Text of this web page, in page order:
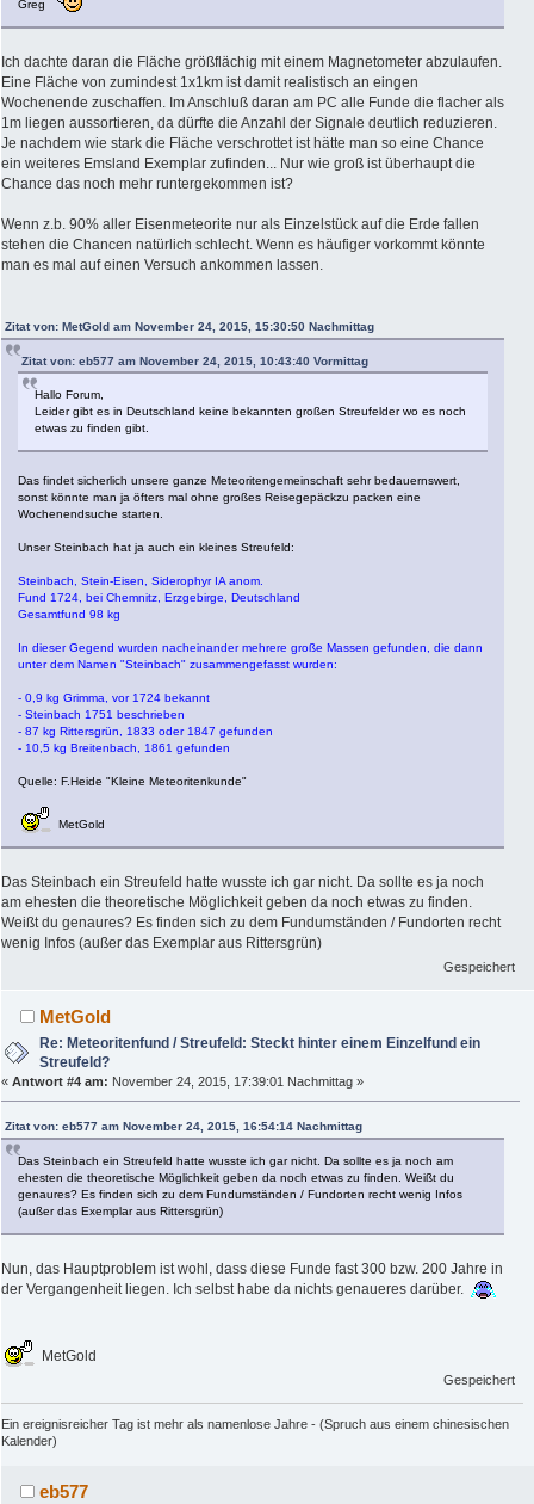
Greg
Ich dachte daran die Fläche größflächig mit einem Magnetometer abzulaufen.
Eine Fläche von zumindest 1x1km ist damit realistisch an eingen
Wochenende zuschaffen. Im Anschluß daran am PC alle Funde die flacher als
1m liegen aussortieren, da dürfte die Anzahl der Signale deutlich reduzieren.
Je nachdem wie stark die Fläche verschrottet ist hätte man so eine Chance
ein weiteres Emsland Exemplar zufinden... Nur wie groß ist überhaupt die
Chance das noch mehr runtergekommen ist?
Wenn z.b. 90% aller Eisenmeteorite nur als Einzelstück auf die Erde fallen
stehen die Chancen natürlich schlecht. Wenn es häufiger vorkommt könnte
man es mal auf einen Versuch ankommen lassen.
Zitat von: MetGold am November 24, 2015, 15:30:50 Nachmittag
Zitat von: eb577 am November 24, 2015, 10:43:40 Vormittag
Hallo Forum,
Leider gibt es in Deutschland keine bekannten großen Streufelder wo es noch
etwas zu finden gibt.
Das findet sicherlich unsere ganze Meteoritengemeinschaft sehr bedauernswert,
sonst könnte man ja öfters mal ohne großes Reisegepäckzu packen eine
Wochenendsuche starten.
Unser Steinbach hat ja auch ein kleines Streufeld:
Steinbach, Stein-Eisen, Siderophyr IA anom.
Fund 1724, bei Chemnitz, Erzgebirge, Deutschland
Gesamtfund 98 kg
In dieser Gegend wurden nacheinander mehrere große Massen gefunden, die dann
unter dem Namen "Steinbach" zusammengefasst wurden:
- 0,9 kg Grimma, vor 1724 bekannt
- Steinbach 1751 beschrieben
- 87 kg Rittersgrün, 1833 oder 1847 gefunden
- 10,5 kg Breitenbach, 1861 gefunden
Quelle: F.Heide "Kleine Meteoritenkunde"
MetGold
Das Steinbach ein Streufeld hatte wusste ich gar nicht. Da sollte es ja noch
am ehesten die theoretische Möglichkeit geben da noch etwas zu finden.
Weißt du genaures? Es finden sich zu dem Fundumständen / Fundorten recht
wenig Infos (außer das Exemplar aus Rittersgrün)
Gespeichert
MetGold
Re: Meteoritenfund / Streufeld: Steckt hinter einem Einzelfund ein
Streufeld?
« Antwort #4 am: November 24, 2015, 17:39:01 Nachmittag »
Zitat von: eb577 am November 24, 2015, 16:54:14 Nachmittag
Das Steinbach ein Streufeld hatte wusste ich gar nicht. Da sollte es ja noch am
ehesten die theoretische Möglichkeit geben da noch etwas zu finden. Weißt du
genaures? Es finden sich zu dem Fundumständen / Fundorten recht wenig Infos
(außer das Exemplar aus Rittersgrün)
Nun, das Hauptproblem ist wohl, dass diese Funde fast 300 bzw. 200 Jahre in
der Vergangenheit liegen. Ich selbst habe da nichts genaueres darüber.
MetGold
Gespeichert
Ein ereignisreicher Tag ist mehr als namenlose Jahre - (Spruch aus einem chinesischen
Kalender)
eb577